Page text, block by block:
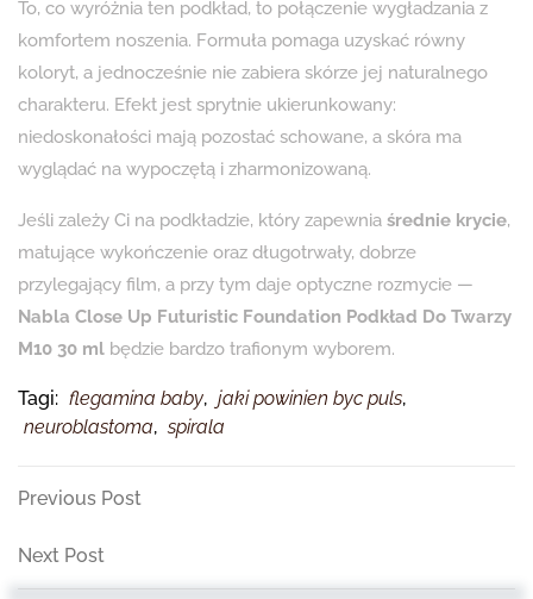
To, co wyróżnia ten podkład, to połączenie wygładzania z
komfortem noszenia. Formuła pomaga uzyskać równy
koloryt, a jednocześnie nie zabiera skórze jej naturalnego
charakteru. Efekt jest sprytnie ukierunkowany:
niedoskonałości mają pozostać schowane, a skóra ma
wyglądać na wypoczętą i zharmonizowaną.
Jeśli zależy Ci na podkładzie, który zapewnia średnie krycie,
matujące wykończenie oraz długotrwały, dobrze
przylegający film, a przy tym daje optyczne rozmycie —
Nabla Close Up Futuristic Foundation Podkład Do Twarzy
M10 30 ml będzie bardzo trafionym wyborem.
Tagi: flegamina baby, jaki powinien byc puls,
neuroblastoma, spirala
Nawigacja
wpisu
Previous
Previous Post
Next
Post
Next Post